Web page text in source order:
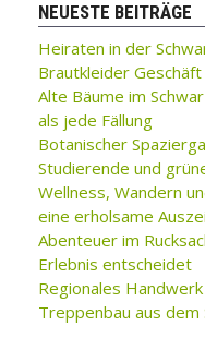
NEUESTE BEITRÄGE
Heiraten in der
Brautkleider
Alte Bäume im
als jede Fällung
Botanischer
Studierende und
Wellness, Wandern
eine erholsame
Abenteuer im
Erlebnis entscheidet
Regionales
Treppenbau aus dem